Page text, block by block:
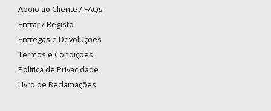
Apoio ao Cliente / FAQs
Entrar / Registo
Entregas e Devoluções
Termos e Condições
Política de Privacidade
Livro de Reclamações